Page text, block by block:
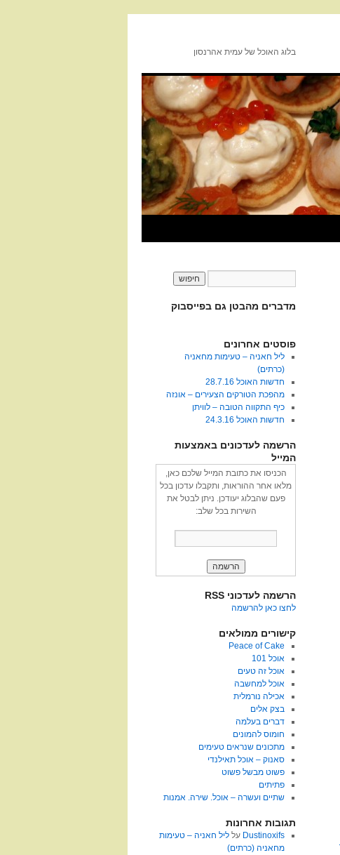
בלוג האוכל של עמית אהרנסון
מדברים מהבטן גם בפייסבוק
פוסטים אחרונים
ליל חאניה – טעימות מחאניה
(כרתים)
חדשות האוכל 28.7.16
מהפכת הטורקים הצעירים – אונזה
כיף התקווה הטובה – לוויתן
חדשות האוכל 24.3.16
הרשמה לעדכונים באמצעות
המייל
הכניסו את כתובת המייל שלכם כאן,
מלאו אחר ההוראות, ותקבלו עדכון בכל
פעם שהבלוג יעודכן. ניתן לבטל את
השירות בכל שלב:
הרשמה לעדכוני RSS
לחצו כאן להרשמה
קישורים ממולאים
Peace of Cake
אוכל 101
אוכל זה טעים
אוכל למחשבה
אכילה נורמלית
בצק אלים
דברים בעלמה
חומוס להמונים
מתכונים שנראים טעימים
סאנוק – אוכל תאילנדי
פשוט מבשל פשוט
פתיתים
שתיים ועשרה – אוכל. שירה. אמנות
תגובות אחרונות
Dustinoxifs על ליל חאניה – טעימות
מחאניה (כרתים)